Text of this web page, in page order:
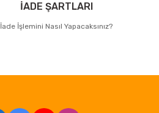
İADE ŞARTLARI
İade İşlemini Nasıl Yapacaksınız?